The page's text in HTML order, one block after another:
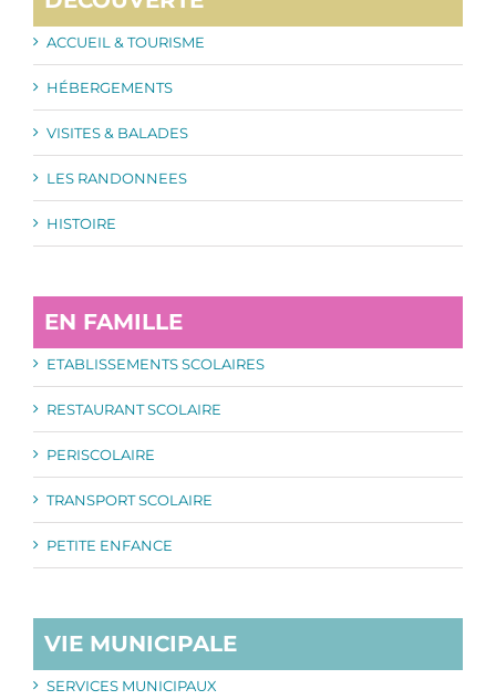
ACCUEIL & TOURISME
HÉBERGEMENTS
VISITES & BALADES
LES RANDONNEES
HISTOIRE
EN FAMILLE
ETABLISSEMENTS SCOLAIRES
RESTAURANT SCOLAIRE
PERISCOLAIRE
TRANSPORT SCOLAIRE
PETITE ENFANCE
VIE MUNICIPALE
SERVICES MUNICIPAUX